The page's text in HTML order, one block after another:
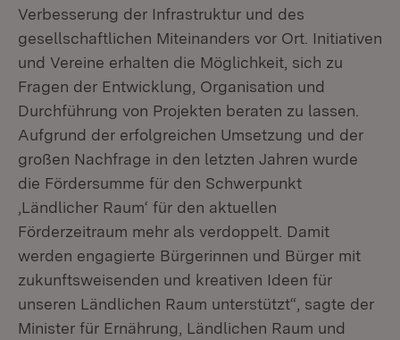
Verbesserung der Infrastruktur und des
gesellschaftlichen Miteinanders vor Ort. Initiativen
und Vereine erhalten die Möglichkeit, sich zu
Fragen der Entwicklung, Organisation und
Durchführung von Projekten beraten zu lassen.
Aufgrund der erfolgreichen Umsetzung und der
großen Nachfrage in den letzten Jahren wurde
die Fördersumme für den Schwerpunkt
‚Ländlicher Raum‘ für den aktuellen
Förderzeitraum mehr als verdoppelt. Damit
werden engagierte Bürgerinnen und Bürger mit
zukunftsweisenden und kreativen Ideen für
unseren Ländlichen Raum unterstützt“, sagte der
Minister für Ernährung, Ländlichen Raum und